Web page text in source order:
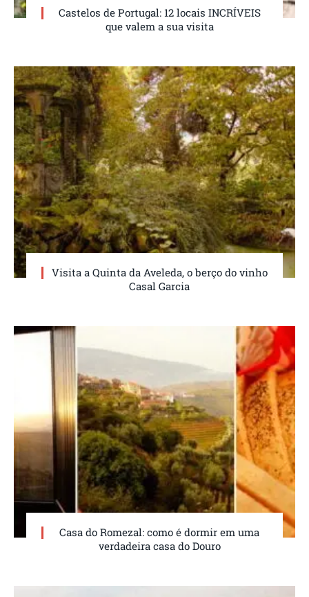
Castelos de Portugal: 12 locais INCRÍVEIS
que valem a sua visita
Visita a Quinta da Aveleda, o berço do vinho
Casal Garcia
Casa do Romezal: como é dormir em uma
verdadeira casa do Douro